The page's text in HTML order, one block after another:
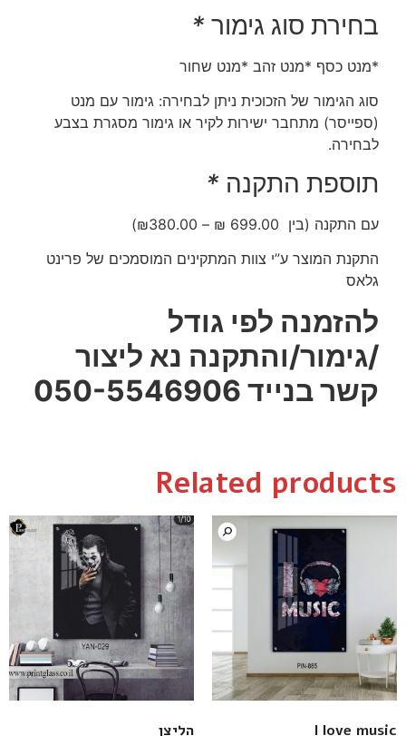
בחירת סוג גימור *
*מנט כסף *מנט זהב *מנט שחור
סוג הגימור של הזכוכית ניתן לבחירה: גימור עם מנט
(ספייסר) מתחבר ישירות לקיר או גימור מסגרת בצבע
לבחירה.
תוספת התקנה *
עם התקנה (בין 699.00 ₪
–
₪380.00
)
התקנת המוצר ע”י צוות המתקינים המוסמכים של פרינט
גלאס
להזמנה לפי גודל
/גימור/והתקנה נא ליצור
קשר בנייד 050-5546906
Related products
I love music הליצן